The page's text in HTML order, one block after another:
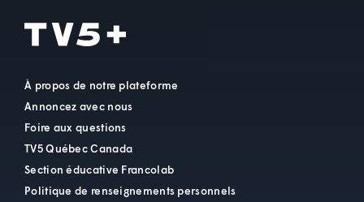
À propos de notre plateforme
Annoncez avec nous
Foire aux questions
TV5 Québec Canada
Section éducative Francolab
Politique de renseignements personnels